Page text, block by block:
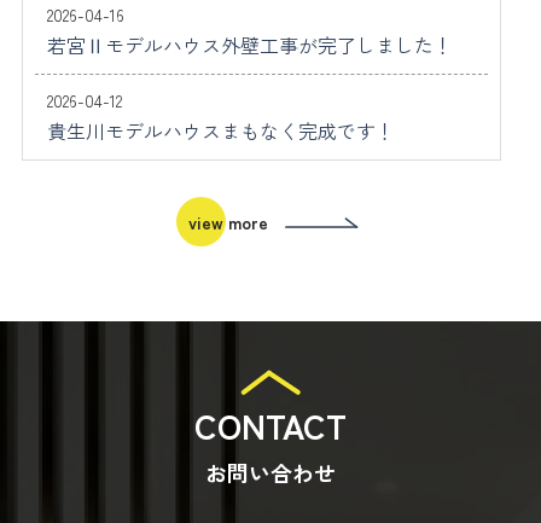
2026-04-16
若宮Ⅱモデルハウス外壁工事が完了しました！
2026-04-12
貴生川モデルハウスまもなく完成です！
view more
CONTACT
お問い合わせ